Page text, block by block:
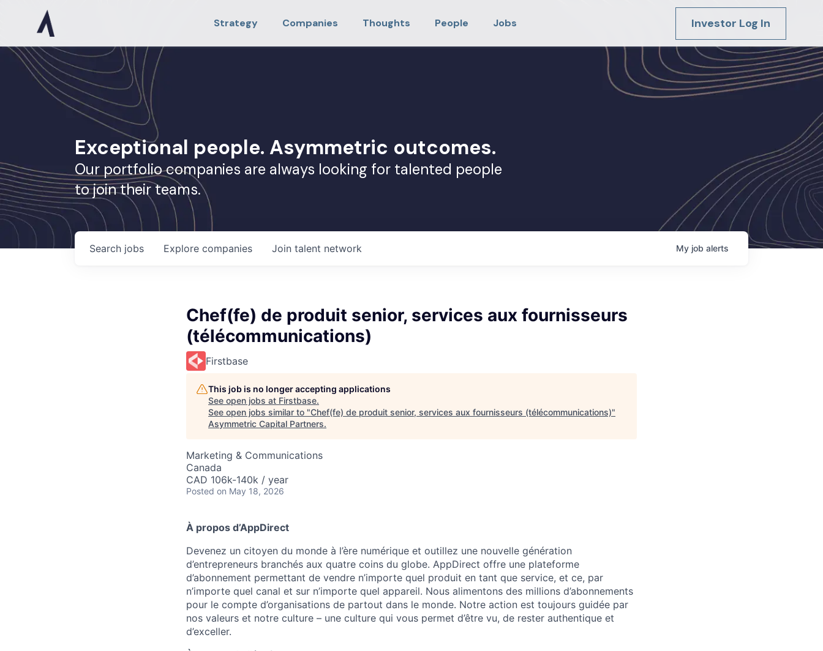
Strategy Companies Thoughts People Jobs Investor Log In
Exceptional people. Asymmetric outcomes.
Our portfolio companies are always looking for talented people
to join their teams.
Search jobs Explore companies Join talent network My job alerts
Chef(fe) de produit senior, services aux fournisseurs
(télécommunications)
Firstbase
This job is no longer accepting applications
See open jobs at Firstbase.
See open jobs similar to "Chef(fe) de produit senior, services aux fournisseurs (télécommunications)"
Asymmetric Capital Partners.
Marketing & Communications
Canada
CAD 106k-140k / year
Posted on May 18, 2026
À propos d’AppDirect
Devenez un citoyen du monde à l’ère numérique et outillez une nouvelle génération
d’entrepreneurs branchés aux quatre coins du globe. AppDirect offre une plateforme
d’abonnement permettant de vendre n’importe quel produit en tant que service, et ce, par
n’importe quel canal et sur n’importe quel appareil. Nous alimentons des millions d’abonnements
pour le compte d’organisations de partout dans le monde. Notre action est toujours guidée par
nos valeurs et notre culture – une culture qui vous permet d’être vu, de rester authentique et
d’exceller.